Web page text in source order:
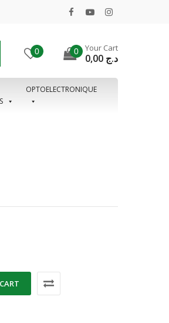
0 0 Your Cart
د.ج
OPTOELECTRONIQUE